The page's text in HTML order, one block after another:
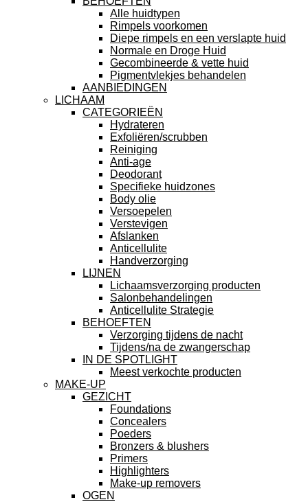
Alle huidtypen
Rimpels voorkomen
Diepe rimpels en een verslapte huid
Normale en Droge Huid
Gecombineerde & vette huid
Pigmentvlekjes behandelen
AANBIEDINGEN
LICHAAM
CATEGORIEËN
Hydrateren
Exfoliëren/scrubben
Reiniging
Anti-age
Deodorant
Specifieke huidzones
Body olie
Versoepelen
Verstevigen
Afslanken
Anticellulite
Handverzorging
LIJNEN
Lichaamsverzorging producten
Salonbehandelingen
Anticellulite Strategie
BEHOEFTEN
Verzorging tijdens de nacht
Tijdens/na de zwangerschap
IN DE SPOTLIGHT
Meest verkochte producten
MAKE-UP
GEZICHT
Foundations
Concealers
Poeders
Bronzers & blushers
Primers
Highlighters
Make-up removers
OGEN